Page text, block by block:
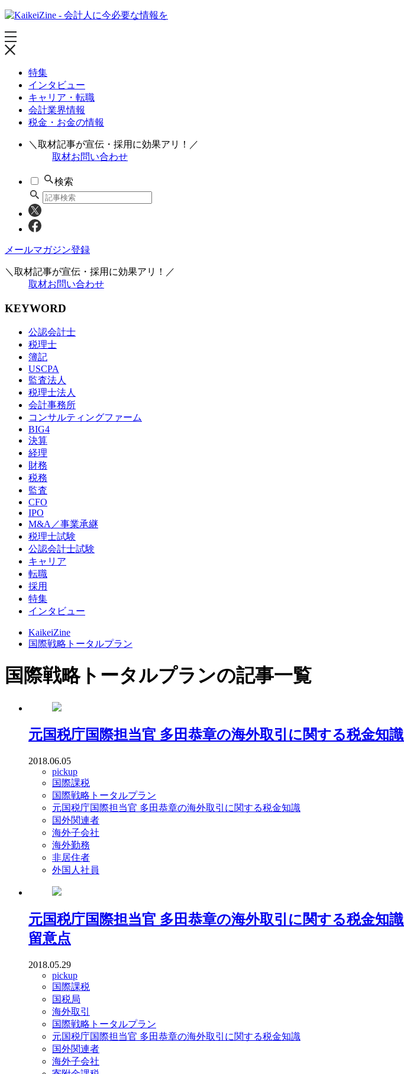
特集
インタビュー
キャリア・転職
会計業界情報
税金・お金の情報
＼取材記事が宣伝・採用に効果アリ！／
取材お問い合わせ
検索
メールマガジン登録
＼取材記事が宣伝・採用に効果アリ！／
取材お問い合わせ
KEYWORD
公認会計士
税理士
簿記
USCPA
監査法人
税理士法人
会計事務所
コンサルティングファーム
BIG4
決算
経理
財務
税務
監査
CFO
IPO
M&A／事業承継
税理士試験
公認会計士試験
キャリア
転職
採用
特集
インタビュー
KaikeiZine
国際戦略トータルプラン
国際戦略トータルプランの記事一覧
元国税庁国際担当官 多田恭章の海外取引に関する税金
2018.06.05
pickup
国際課税
国際戦略トータルプラン
元国税庁国際担当官 多田恭章の海外取引に関する税金知識
国外関連者
海外子会社
海外勤務
非居住者
外国人社員
元国税庁国際担当官 多田恭章の海外取引に関する税金
留意点
2018.05.29
pickup
国際課税
国税局
海外取引
国際戦略トータルプラン
元国税庁国際担当官 多田恭章の海外取引に関する税金知識
国外関連者
海外子会社